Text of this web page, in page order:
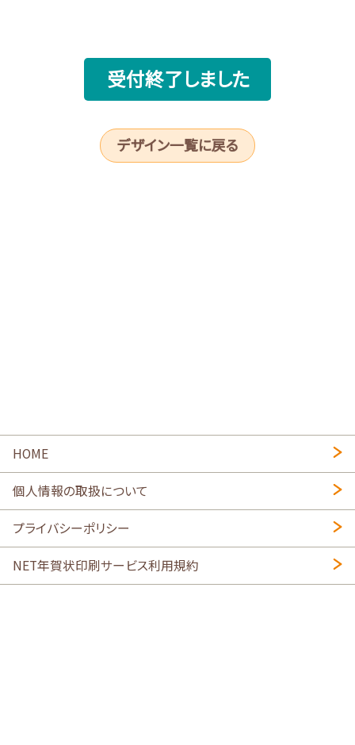
受付終了しました
デザイン一覧に戻る
HOME
個人情報の取扱について
プライバシーポリシー
NET年賀状印刷サービス利用規約